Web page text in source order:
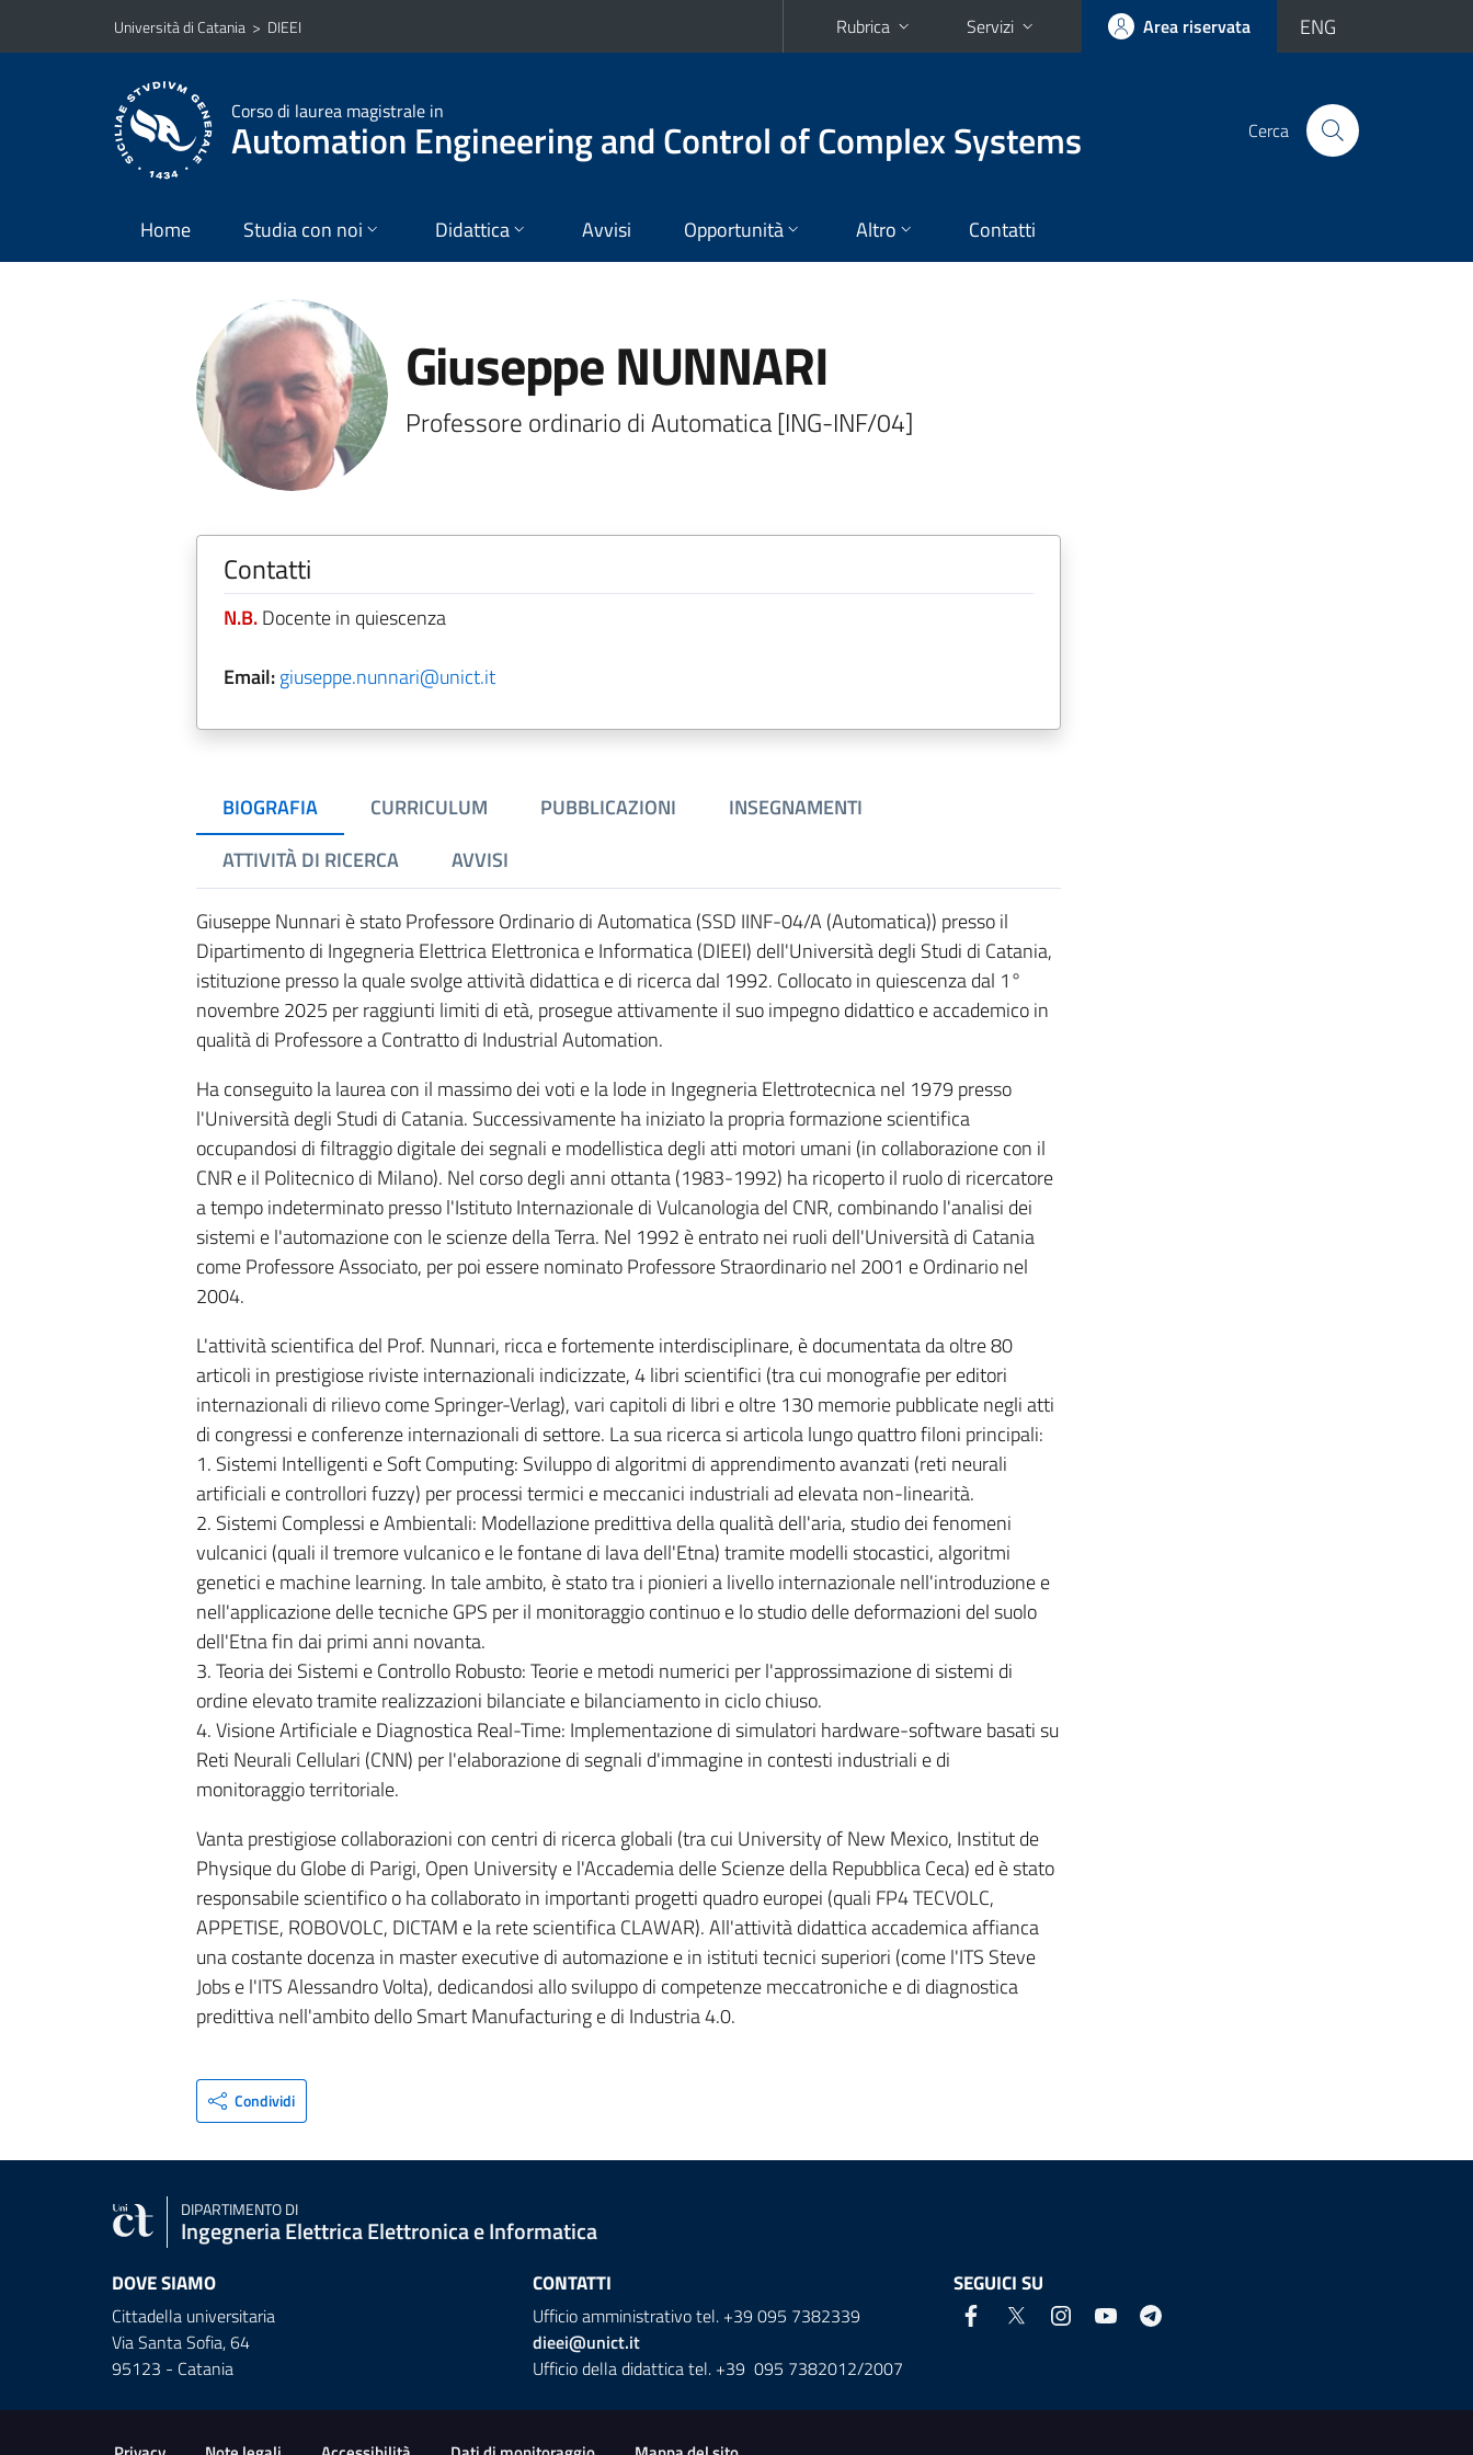
Vai al contenuto principale
Vai al menu di navigazione
Università di Catania > DIEEI Rubrica Servizi Area riservata ENG
Corso di laurea magistrale in
Automation Engineering and Control of Complex Systems Cerca
Home Studia con noi Didattica Avvisi Opportunità Altro Contatti
Giuseppe NUNNARI
Professore ordinario di Automatica [ING-INF/04]
Contatti
N.B.Docente in quiescenza
Email:giuseppe.nunnari@unict.it
BIOGRAFIA CURRICULUM PUBBLICAZIONI
INSEGNAMENTI
ATTIVITÀ DI RICERCA
AVVISI
Giuseppe Nunnari è stato Professore Ordinario di Automatica (SSD IINF-04/A (Automatica)) presso il
Dipartimento di Ingegneria Elettrica Elettronica e Informatica (DIEEI) dell'Università degli Studi di Catania,
istituzione presso la quale svolge attività didattica e di ricerca dal 1992. Collocato in quiescenza dal 1°
novembre 2025 per raggiunti limiti di età, prosegue attivamente il suo impegno didattico e accademico in
qualità di Professore a Contratto di Industrial Automation.
Ha conseguito la laurea con il massimo dei voti e la lode in Ingegneria Elettrotecnica nel 1979 presso
l'Università degli Studi di Catania. Successivamente ha iniziato la propria formazione scientifica
occupandosi di filtraggio digitale dei segnali e modellistica degli atti motori umani (in collaborazione con il
CNR e il Politecnico di Milano). Nel corso degli anni ottanta (1983-1992) ha ricoperto il ruolo di ricercatore
a tempo indeterminato presso l'Istituto Internazionale di Vulcanologia del CNR, combinando l'analisi dei
sistemi e l'automazione con le scienze della Terra. Nel 1992 è entrato nei ruoli dell'Università di Catania
come Professore Associato, per poi essere nominato Professore Straordinario nel 2001 e Ordinario nel
2004.
L'attività scientifica del Prof. Nunnari, ricca e fortemente interdisciplinare, è documentata da oltre 80
articoli in prestigiose riviste internazionali indicizzate, 4 libri scientifici (tra cui monografie per editori
internazionali di rilievo come Springer-Verlag), vari capitoli di libri e oltre 130 memorie pubblicate negli atti
di congressi e conferenze internazionali di settore. La sua ricerca si articola lungo quattro filoni principali:
1. Sistemi Intelligenti e Soft Computing: Sviluppo di algoritmi di apprendimento avanzati (reti neurali
artificiali e controllori fuzzy) per processi termici e meccanici industriali ad elevata non-linearità.
2. Sistemi Complessi e Ambientali: Modellazione predittiva della qualità dell'aria, studio dei fenomeni
vulcanici (quali il tremore vulcanico e le fontane di lava dell'Etna) tramite modelli stocastici, algoritmi
genetici e machine learning. In tale ambito, è stato tra i pionieri a livello internazionale nell'introduzione e
nell'applicazione delle tecniche GPS per il monitoraggio continuo e lo studio delle deformazioni del suolo
dell'Etna fin dai primi anni novanta.
3. Teoria dei Sistemi e Controllo Robusto: Teorie e metodi numerici per l'approssimazione di sistemi di
ordine elevato tramite realizzazioni bilanciate e bilanciamento in ciclo chiuso.
4. Visione Artificiale e Diagnostica Real-Time: Implementazione di simulatori hardware-software basati su
Reti Neurali Cellulari (CNN) per l'elaborazione di segnali d'immagine in contesti industriali e di
monitoraggio territoriale.
Vanta prestigiose collaborazioni con centri di ricerca globali (tra cui University of New Mexico, Institut de
Physique du Globe di Parigi, Open University e l'Accademia delle Scienze della Repubblica Ceca) ed è stato
responsabile scientifico o ha collaborato in importanti progetti quadro europei (quali FP4 TECVOLC,
APPETISE, ROBOVOLC, DICTAM e la rete scientifica CLAWAR). All'attività didattica accademica affianca
una costante docenza in master executive di automazione e in istituti tecnici superiori (come l'ITS Steve
Jobs e l'ITS Alessandro Volta), dedicandosi allo sviluppo di competenze meccatroniche e di diagnostica
predittiva nell'ambito dello Smart Manufacturing e di Industria 4.0.
Condividi
DIPARTIMENTO DI
Ingegneria Elettrica Elettronica e Informatica
DOVE SIAMO
Cittadella universitaria
Via Santa Sofia, 64
95123 - Catania
CONTATTI
Ufficio amministrativo tel. +39 095 7382339
dieei@unict.it
Ufficio della didattica tel. +39 095 7382012/2007
SEGUICI SU